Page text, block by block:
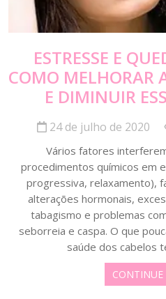
ESTRESSE E
COMO MELHORAR
E DIMINUIR
24 de julho de 2020
Vários fatores
procedimentos químicos em
progressiva, relaxamento),
alterações hormonais,
tabagismo e problemas
seborreia e caspa. O que
saúde dos cabelos